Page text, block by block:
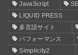
JavaScript
LIQUID PRESS
多言語サイト
パフォーマンス
Simplicity2